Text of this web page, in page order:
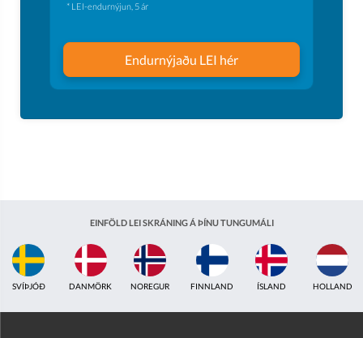
* LEI-endurnýjun, 5 ár
Endurnýjaðu LEI hér
EINFÖLD LEI SKRÁNING Á ÞÍNU TUNGUMÁLI
ÍSLAND HOLLAND BRETLAND INDLAND EISTLAND ÁSTRALÍA